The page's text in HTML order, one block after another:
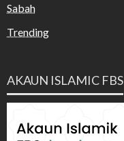
Sabah
Trending
AKAUN ISLAMIC FBS